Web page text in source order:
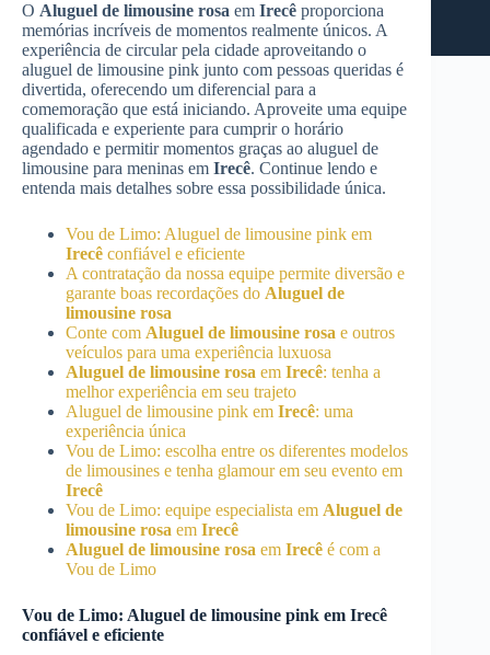
O Aluguel de limousine rosa em Irecê proporciona
memórias incríveis de momentos realmente únicos. A
experiência de circular pela cidade aproveitando o
aluguel de limousine pink junto com pessoas queridas é
divertida, oferecendo um diferencial para a
comemoração que está iniciando. Aproveite uma equipe
qualificada e experiente para cumprir o horário
agendado e permitir momentos graças ao aluguel de
limousine para meninas em Irecê. Continue lendo e
entenda mais detalhes sobre essa possibilidade única.
Vou de Limo: Aluguel de limousine pink em
Irecê confiável e eficiente
A contratação da nossa equipe permite diversão e
garante boas recordações do Aluguel de
limousine rosa
Conte com Aluguel de limousine rosa e outros
veículos para uma experiência luxuosa
Aluguel de limousine rosa em Irecê: tenha a
melhor experiência em seu trajeto
Aluguel de limousine pink em Irecê: uma
experiência única
Vou de Limo: escolha entre os diferentes modelos
de limousines e tenha glamour em seu evento em
Irecê
Vou de Limo: equipe especialista em Aluguel de
limousine rosa em Irecê
Aluguel de limousine rosa em Irecê é com a
Vou de Limo
Vou de Limo: Aluguel de limousine pink em Irecê
confiável e eficiente